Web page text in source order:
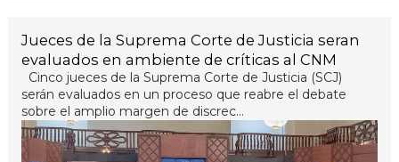
Jueces de la Suprema Corte de Justicia seran
evaluados en ambiente de críticas al CNM
Cinco jueces de la Suprema Corte de Justicia (SCJ)
serán evaluados en un proceso que reabre el debate
sobre el amplio margen de discrec...